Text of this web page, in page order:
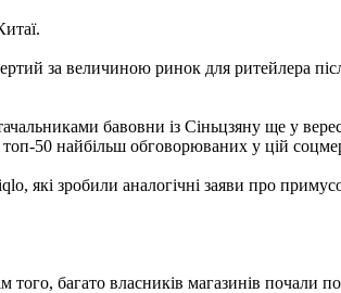
за величиною ринок для ритейлера
бавовни із Сіньцзяну ще у
50 найбільш обговорюваних у цій
які зробили аналогічні заяви про
багато власників магазинів почали